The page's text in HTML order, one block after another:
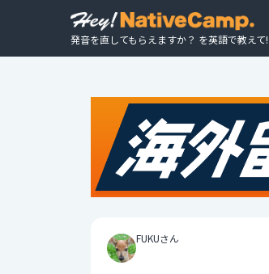
発音を直してもらえますか？ を英語で教えて!
FUKUさん